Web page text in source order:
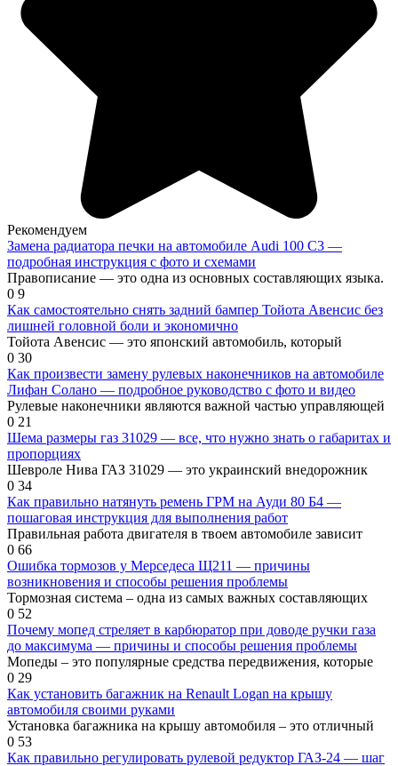
Рекомендуем
Замена радиатора печки на автомобиле Audi 100 C3 —
подробная инструкция с фото и схемами
Правописание — это одна из основных составляющих языка.
0 9
Как самостоятельно снять задний бампер Тойота Авенсис без
лишней головной боли и экономично
Тойота Авенсис — это японский автомобиль, который
0 30
Как произвести замену рулевых наконечников на автомобиле
Лифан Солано — подробное руководство с фото и видео
Рулевые наконечники являются важной частью управляющей
0 21
Шема размеры газ 31029 — все, что нужно знать о габаритах и
пропорциях
Шевроле Нива ГАЗ 31029 — это украинский внедорожник
0 34
Как правильно натянуть ремень ГРМ на Ауди 80 Б4 —
пошаговая инструкция для выполнения работ
Правильная работа двигателя в твоем автомобиле зависит
0 66
Ошибка тормозов у Мерседеса Щ211 — причины
возникновения и способы решения проблемы
Тормозная система – одна из самых важных составляющих
0 52
Почему мопед стреляет в карбюратор при доводе ручки газа
до максимума — причины и способы решения проблемы
Мопеды – это популярные средства передвижения, которые
0 29
Как установить багажник на Renault Logan на крышу
автомобиля своими руками
Установка багажника на крышу автомобиля – это отличный
0 53
Как правильно регулировать рулевой редуктор ГАЗ-24 — шаг